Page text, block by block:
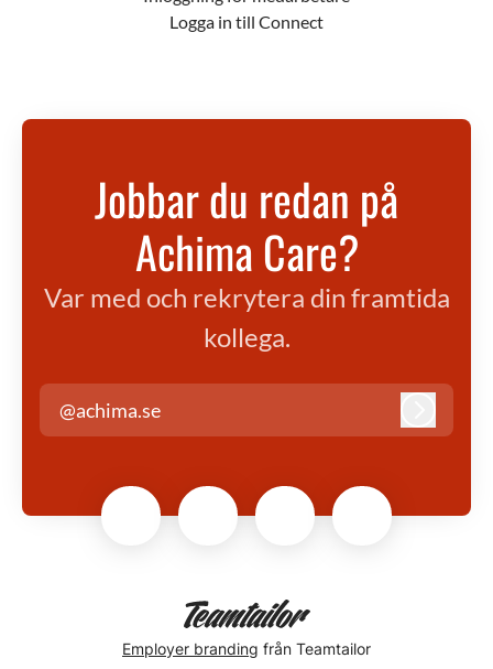
Logga in till Connect
Jobbar du redan på
Achima Care?
Var med och rekrytera din framtida
kollega.
@achima.se
Employer branding från Teamtailor